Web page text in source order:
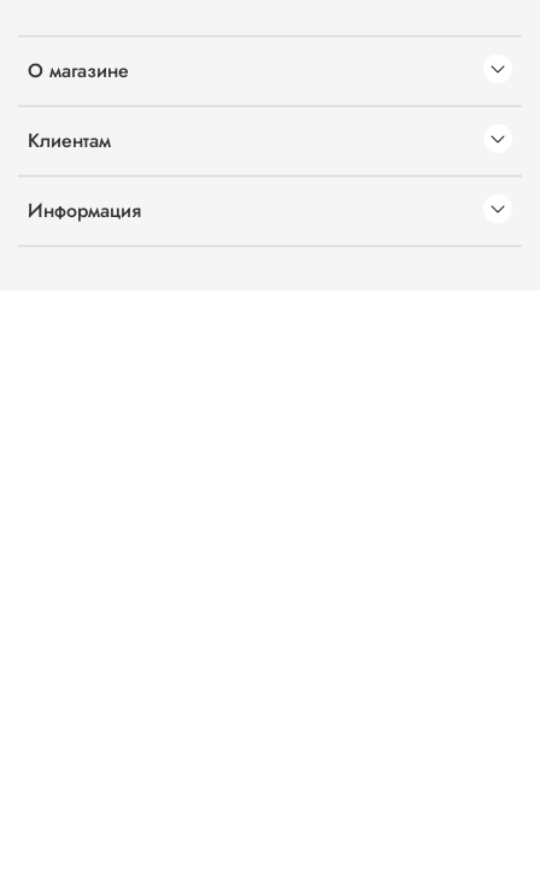
О магазине
Клиентам
Информация